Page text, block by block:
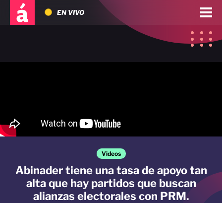
EN VIVO
Videos
Abinader tiene una tasa de apoyo tan
alta que hay partidos que buscan
alianzas electorales con PRM.